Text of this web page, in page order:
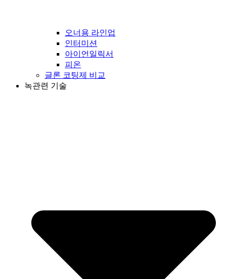
오너용 라인업
인터미션
아이언일릭서
피온
글론 코팅제 비교
녹관련 기술